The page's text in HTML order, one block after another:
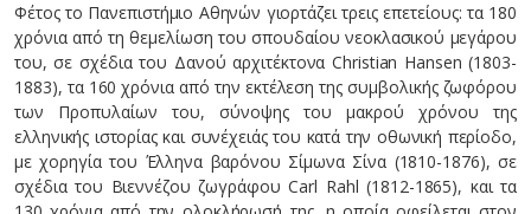
Φέτος το Πανεπιστήμιο Αθηνών γιορτάζει τρεις επετείους: τα 180
χρόνια από τη θεμελίωση του σπουδαίου νεοκλασικού μεγάρου
του, σε σχέδια του Δανού αρχιτέκτονα Christian Hansen (1803-
1883), τα 160 χρόνια από την εκτέλεση της συμβολικής ζωφόρου
των Προπυλαίων του, σύνοψης του μακρού χρόνου της
ελληνικής ιστορίας και συνέχειάς του κατά την οθωνική περίοδο,
με χορηγία του Έλληνα βαρόνου Σίμωνα Σίνα (1810-1876), σε
σχέδια του Βιεννέζου ζωγράφου Carl Rahl (1812-1865), και τα